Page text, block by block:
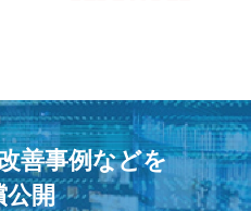
善事例などを
公開